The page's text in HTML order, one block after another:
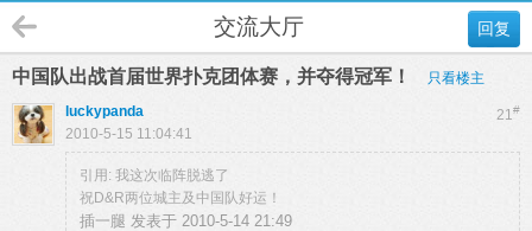
回复
交流大厅
中国队出战首届世界扑克团体赛，并夺得冠军！ 只看楼主
21#
luckypanda
2010-5-15 11:04:41
引用: 我这次临阵脱逃了
祝D&R两位城主及中国队好运！
插一腿 发表于 2010-5-14 21:49